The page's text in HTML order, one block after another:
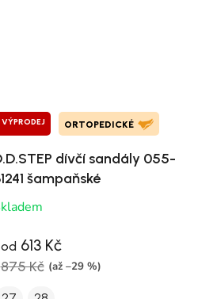
VÝPRODEJ ORTOPEDICKÉ
dívčí sandály 055-
šampaňské
od 613 Kč
875 Kč (až –29 %)